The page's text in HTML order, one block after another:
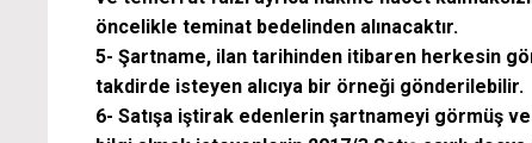
öncelikle teminat bedelinden alınacaktır.
5- Şartname, ilan tarihinden itibaren herkesin
takdirde isteyen alıcıya bir örneği gönderilebilir.
6- Satışa iştirak edenlerin şartnameyi görmüş